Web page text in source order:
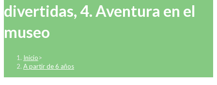
divertidas, 4. Aventura en el
museo
Inicio>
A partir de 6 años